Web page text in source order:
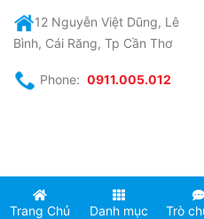
12 Nguyễn Việt Dũng, Lê
Bình, Cái Răng, Tp Cần Thơ
Phone: 0911.005.012
Copyright 2017 ©
Trang Chủ Danh mục Trò